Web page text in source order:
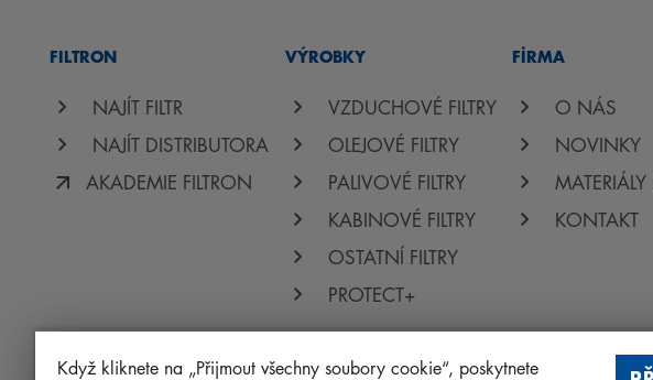
FILTRON
NAJÍT FILTR
NAJÍT DISTRIBUTORA
AKADEMIE FILTRON
VÝROBKY
VZDUCHOVÉ FILTRY
OLEJOVÉ FILTRY
PALIVOVÉ FILTRY
KABINOVÉ FILTRY
OSTATNÍ FILTRY
PROTECT+
FİRMA
O NÁS
NOVINKY
KONTAKT
Když kliknete na „Přijmout všechny soubory cookie“, poskytnete